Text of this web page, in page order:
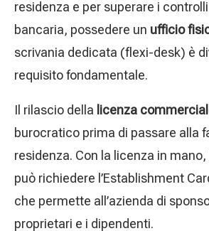
residenza e per superare i
bancaria, possedere un ufficio
scrivania dedicata (flexi-desk) è
requisito fondamentale.
Il rilascio della licenza
burocratico prima di passare alla
residenza. Con la licenza in mano,
può richiedere l’Establishment
che permette all’azienda di
proprietari e i dipendenti.